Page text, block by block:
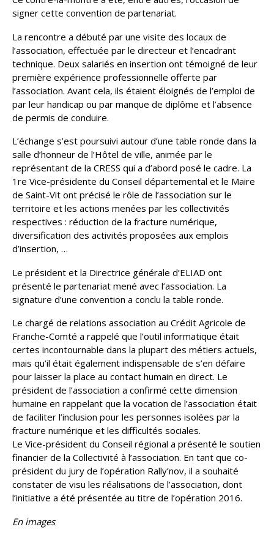
signer cette convention de partenariat.
La rencontre a débuté par une visite des locaux de
l’association, effectuée par le directeur et l’encadrant
technique. Deux salariés en insertion ont témoigné de leur
première expérience professionnelle offerte par
l’association. Avant cela, ils étaient éloignés de l’emploi de
par leur handicap ou par manque de diplôme et l’absence
de permis de conduire.
L’échange s’est poursuivi autour d’une table ronde dans la
salle d’honneur de l’Hôtel de ville, animée par le
représentant de la CRESS qui a d’abord posé le cadre. La
1re Vice-présidente du Conseil départemental et le Maire
de Saint-Vit ont précisé le rôle de l’association sur le
territoire et les actions menées par les collectivités
respectives : réduction de la fracture numérique,
diversification des activités proposées aux emplois
d’insertion, …
Le président et la Directrice générale d’ELIAD ont
présenté le partenariat mené avec l’association. La
signature d’une convention a conclu la table ronde.
Le chargé de relations association au Crédit Agricole de
Franche-Comté a rappelé que l’outil informatique était
certes incontournable dans la plupart des métiers actuels,
mais qu’il était également indispensable de s’en défaire
pour laisser la place au contact humain en direct. Le
président de l’association a confirmé cette dimension
humaine en rappelant que la vocation de l’association était
de faciliter l’inclusion pour les personnes isolées par la
fracture numérique et les difficultés sociales.
Le Vice-président du Conseil régional a présenté le soutien
financier de la Collectivité à l’association. En tant que co-
président du jury de l’opération Rally’nov, il a souhaité
constater de visu les réalisations de l’association, dont
l’initiative a été présentée au titre de l’opération 2016.
En images